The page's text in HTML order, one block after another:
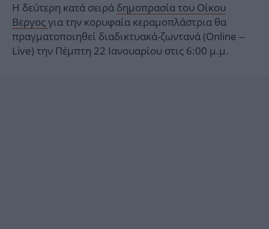
Η δεύτερη κατά σειρά δημοπρασία του Οίκου
Βεργοςγια την κορυφαία κεραμοπλάστρια θα
πραγματοποιηθεί διαδικτυακά-ζωντανά (Online –
Live) την Πέμπτη 22 Ιανουαρίου στις 6:00 μ.μ.